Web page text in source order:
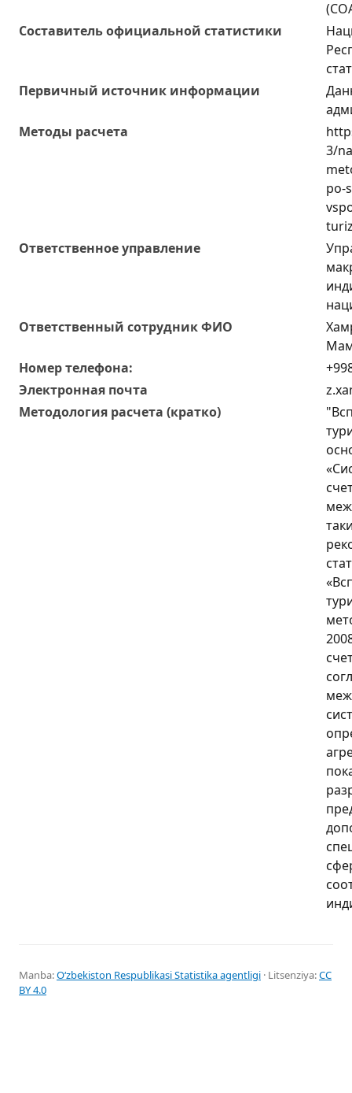
Составитель официальной статистики
Первичный источник информации
Методы расчета
3/
po-
Ответственное управление
Oтветственный сотрудник ФИО
Номер телефона:
Электронная почта
Методология расчета (кратко)
Manba:Oʻzbekiston Respublikasi Statistika agentligi · Litsenziya:CC
BY 4.0